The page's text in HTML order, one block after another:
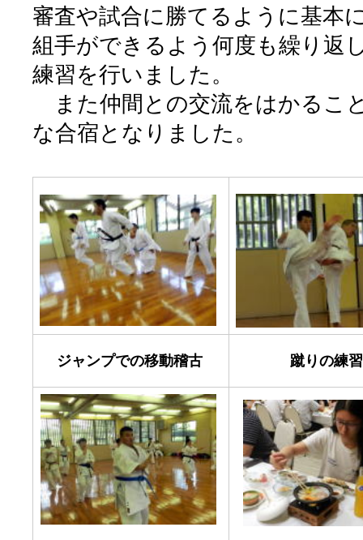
審査や試合に勝てるように基本
組手ができるよう何度も繰り返
練習を行いました。
また仲間との交流をはかるこ
な合宿となりました。
ジャンプでの移動稽古 蹴りの練習